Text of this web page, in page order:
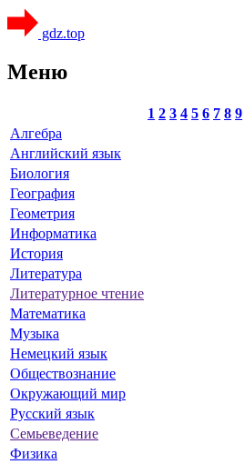
gdz.top
Меню
1 2 3 4 5 6 7 8 9
Алгебра
Английский язык
Биология
География
Геометрия
Информатика
История
Литература
Литературное чтение
Математика
Музыка
Немецкий язык
Обществознание
Окружающий мир
Русский язык
Семьеведение
Физика